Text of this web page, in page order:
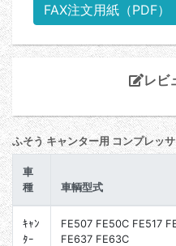
FAX注文用紙（PDF）
レビ
ふそう キャンター用 コンプレッ
車
種
車輌型式
ｷｬﾝ
ﾀｰ
FE507 FE50C FE517
FE637 FE63C